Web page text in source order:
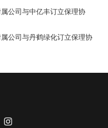
公司与中亿丰订立保理协
公司与丹鹤绿化订立保理协